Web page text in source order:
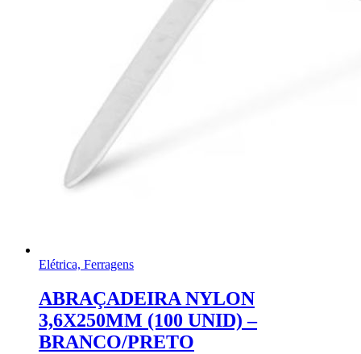
Elétrica, Ferragens
ABRAÇADEIRA NYLON
3,6X250MM (100 UNID) –
BRANCO/PRETO